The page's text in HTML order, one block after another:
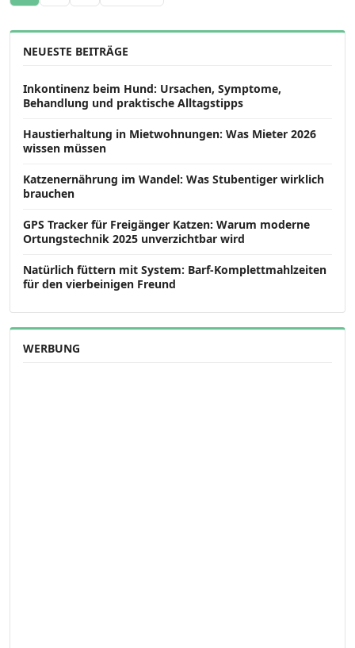
NEUESTE BEITRÄGE
Inkontinenz beim Hund: Ursachen, Symptome,
Behandlung und praktische Alltagstipps
Haustierhaltung in Mietwohnungen: Was Mieter 2026
wissen müssen
Katzenernährung im Wandel: Was Stubentiger wirklich
brauchen
GPS Tracker für Freigänger Katzen: Warum moderne
Ortungstechnik 2025 unverzichtbar wird
Natürlich füttern mit System: Barf-Komplettmahlzeiten
für den vierbeinigen Freund
WERBUNG